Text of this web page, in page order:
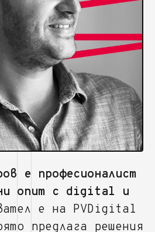
e професионалист
опит с digital и
е на PVDigital
предлага решения